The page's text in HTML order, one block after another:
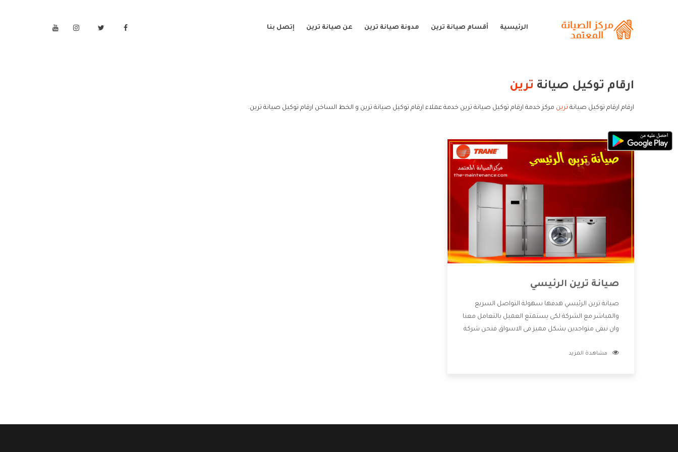
الرئيسية أقسام صيانة ترين مدونة صيانة ترين عن صيانة ترين إتصل بنا
ارقام توكيل صيانة ترين
ارقام ارقام توكيل صيانة ترين مركز خدمة ارقام توكيل صيانة ترين خدمة عملاء ارقام توكيل صيانة ترين و الخط الساخن ارقام توكيل صيانة ترين.
صيانة ترين الرئيسي
صيانة ترين الرئيسي هدفها سهولة التواصل السريع
والمباشر مع الشركة لكى يستمتع العميل بالتعامل معنا
وان نبقى متواجدين بشكل مميز فى الاسواق فنحن شركة
بالخدمات التى تنفرد الشركة بها والتى تكون منها خدمة
مشاهدة المزيد